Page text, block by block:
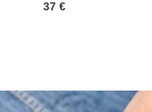
37€